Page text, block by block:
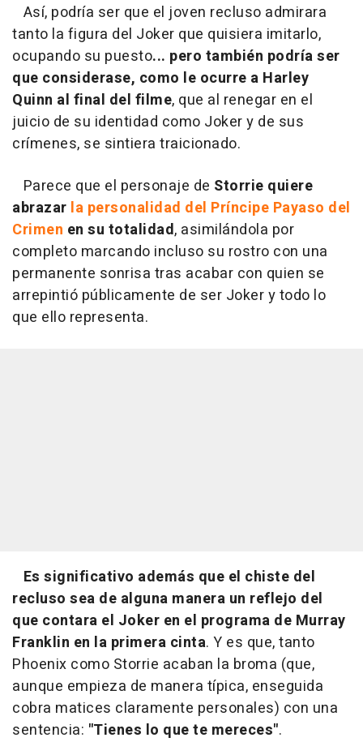
Así, podría ser que el joven recluso admirara
tanto la figura del Joker que quisiera imitarlo,
ocupando su puesto... pero también podría ser
que considerase, como le ocurre a Harley
Quinn al final del filme, que al renegar en el
juicio de su identidad como Joker y de sus
crímenes, se sintiera traicionado.
Parece que el personaje de Storrie quiere
abrazar la personalidad del Príncipe Payaso del
Crimen en su totalidad, asimilándola por
completo marcando incluso su rostro con una
permanente sonrisa tras acabar con quien se
arrepintió públicamente de ser Joker y todo lo
que ello representa.
Es significativo además que el chiste del
recluso sea de alguna manera un reflejo del
que contara el Joker en el programa de Murray
Franklin en la primera cinta. Y es que, tanto
Phoenix como Storrie acaban la broma (que,
aunque empieza de manera típica, enseguida
cobra matices claramente personales) con una
sentencia: "Tienes lo que te mereces".